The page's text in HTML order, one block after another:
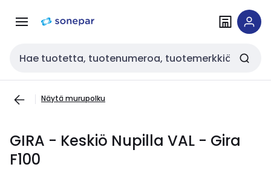
navigointiinsisältöön
Haku
Näytä murupolku
GIRA - Keskiö Nupilla VAL - Gira
F100